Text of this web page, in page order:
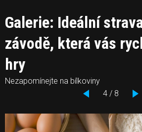
Galerie: Ideální
závodě, která vás
hry
Nezapomínejte na bílkoviny
4 / 8